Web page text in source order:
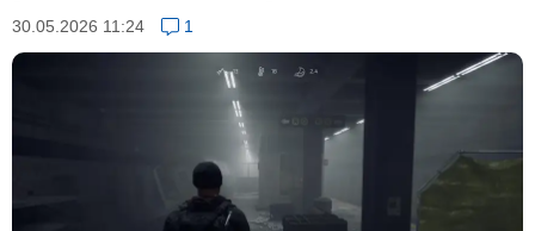
30.05.2026 11:24 1